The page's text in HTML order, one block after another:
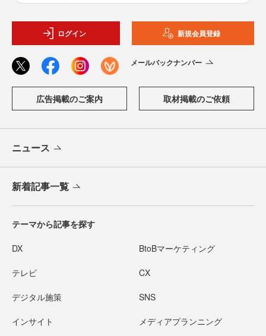
ログイン 新規会員登録
メールバックナンバー
広告掲載のご案内 取材掲載のご依頼
ニュース
新着記事一覧
テーマから記事を探す
DX BtoBマーケティング
テレビ CX
デジタル施策 SNS
インサイト メディアプランニング